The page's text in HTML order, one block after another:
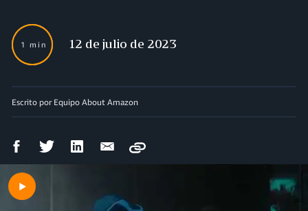
1 min 12 de julio de 2023
Escrito por Equipo About Amazon
Compartir
Facebook
CompartirCompartirCompartir
Copy